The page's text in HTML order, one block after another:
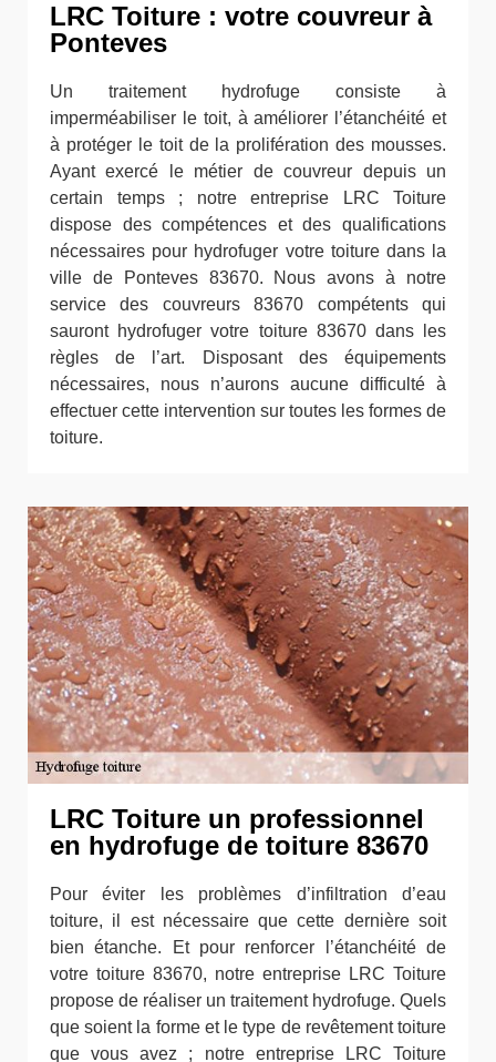
LRC Toiture : votre couvreur à
Ponteves
Un traitement hydrofuge consiste à
imperméabiliser le toit, à améliorer l’étanchéité et
à protéger le toit de la prolifération des mousses.
Ayant exercé le métier de couvreur depuis un
certain temps ; notre entreprise LRC Toiture
dispose des compétences et des qualifications
nécessaires pour hydrofuger votre toiture dans la
ville de Ponteves 83670. Nous avons à notre
service des couvreurs 83670 compétents qui
sauront hydrofuger votre toiture 83670 dans les
règles de l’art. Disposant des équipements
nécessaires, nous n’aurons aucune difficulté à
effectuer cette intervention sur toutes les formes de
toiture.
LRC Toiture un professionnel
en hydrofuge de toiture 83670
Pour éviter les problèmes d’infiltration d’eau
toiture, il est nécessaire que cette dernière soit
bien étanche. Et pour renforcer l’étanchéité de
votre toiture 83670, notre entreprise LRC Toiture
propose de réaliser un traitement hydrofuge. Quels
que soient la forme et le type de revêtement toiture
que vous avez ; notre entreprise LRC Toiture